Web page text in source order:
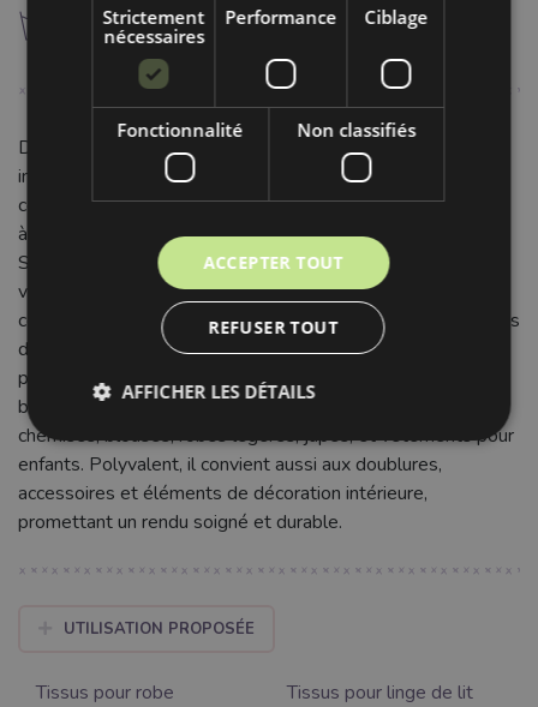
g lavage à 30°C
Découvrez notre Tissu Popeline de coton noir, une étoffe
incontournable pour vos créations. Composée à 100% de
coton pur, cette popeline offre une qualité supérieure grâce
à son tissage serré et sa surface lisse et douce au toucher.
Sa main agréable assure un confort optimal pour les
vêtements et sa tenue impeccable facilite grandement la
coupe et la couture. Avec sa largeur de 150 cm et son poids
de 130 g/m², ce tissu est idéal pour une multitude de
projets. Sa couleur noire profonde et unie représente une
base élégante et intemporelle pour la confection de
chemises, blouses, robes légères, jupes, et vêtements pour
enfants. Polyvalent, il convient aussi aux doublures,
accessoires et éléments de décoration intérieure,
promettant un rendu soigné et durable.
UTILISATION PROPOSÉE
Tissus pour robe
Tissus pour linge de lit
Strictement
nécessaires
Performance Ciblage
Fonctionnalité Non classifiés
ACCEPTER TOUT
REFUSER TOUT
AFFICHER LES DÉTAILS